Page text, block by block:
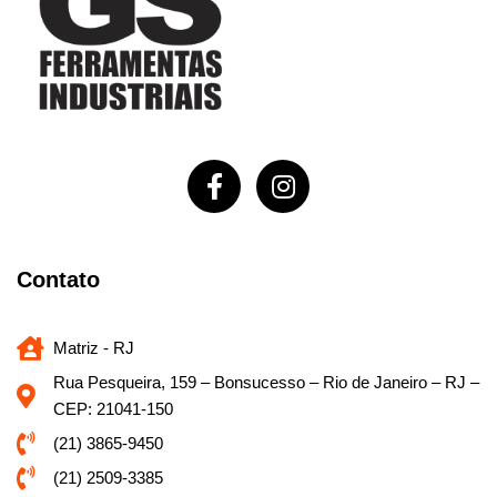
Contato
Matriz - RJ
Rua Pesqueira, 159 – Bonsucesso – Rio de Janeiro – RJ –
CEP: 21041-150
(21) 3865-9450
(21) 2509-3385